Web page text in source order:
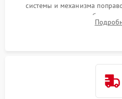
системы и механизма
внутренних резьбовых
уплотнительных колец.